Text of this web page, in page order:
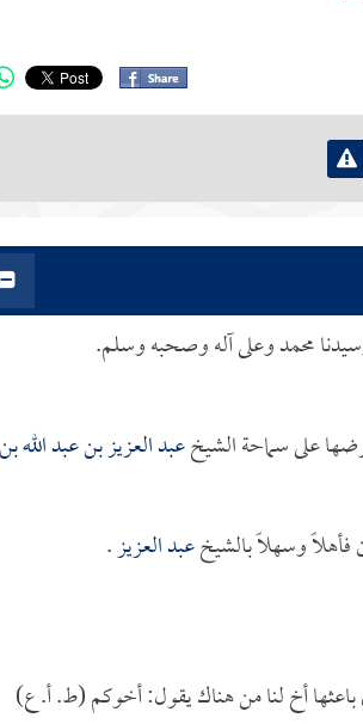
وسيدنا محمد وعلى آله وصحبه وسلم.
على سماحة الشيخعبد العزيز بن عبد الله بن
فأهلاً وسهلاً بالشيخعبد العزيز.
أخ لنا من هناك يقول: أخوكم (ط. أ. ع)